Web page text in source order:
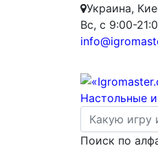
Украина,
Вс, с 9:00-
Настольные
Поиск по